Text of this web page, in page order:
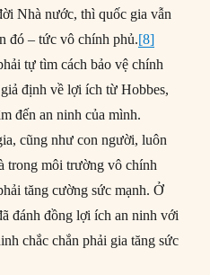
Nhà nước, thì quốc gia vẫn
đó – tức vô chính phủ.[8]
tự tìm cách bảo vệ chính
định về lợi ích từ Hobbes,
đến an ninh của mình.
cũng như con người, luôn
trong môi trường vô chính
tăng cường sức mạnh. Ở
đánh đồng lợi ích an ninh với
chắc chắn phải gia tăng sức